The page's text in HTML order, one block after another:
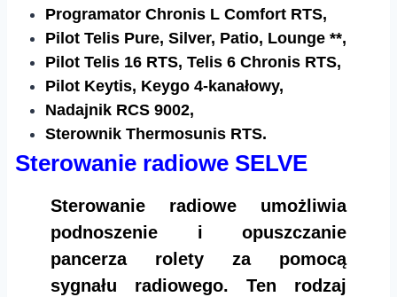
Programator Chronis L Comfort RTS,
Pilot Telis Pure, Silver, Patio, Lounge **,
Pilot Telis 16 RTS, Telis 6 Chronis RTS,
Pilot Keytis, Keygo 4-kanałowy,
Nadajnik RCS 9002,
Sterownik Thermosunis RTS.
Sterowanie radiowe SELVE
Sterowanie radiowe umożliwia
podnoszenie i opuszczanie
pancerza rolety za pomocą
sygnału radiowego. Ten rodzaj